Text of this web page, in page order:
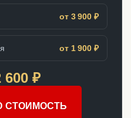
от 3 900 ₽
от 1 900 ₽
600 ₽
СТОИМОСТЬ